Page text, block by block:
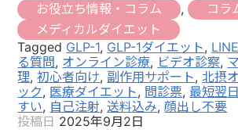
お役立ち情報・コラム , コラ
メディカルダイエット
Tagged GLP-1, GLP-1ダイエット,
る質問, オンライン診療, ビデオ診察,
理,初心者向け, 副作用サポート,北摂
ック, 医療ダイエット, 問診票, 最短翌
すい, 自己注射,送料込み,顔出し不要
投稿日 2025年9月2日